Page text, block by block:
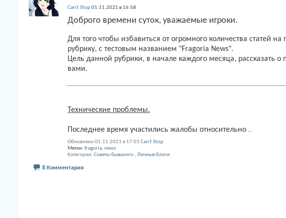
Can't Stop01.11.2021 в 16:58
Доброго времени суток, уважаемые игроки.
Для того чтобы избавиться от огромного количества статей
рубрику, с тестовым названием "Fragoria News".
Цель данной рубрики, в начале каждого месяца, рассказать
вами.
Технические проблемы.
Последнее время участились жалобы относительно ...
Обновлено 01.11.2021 в 17:01 Can't Stop
Метки: fragoria, news
Категории Советы бывалого , Личные блоги
8 Комментарии